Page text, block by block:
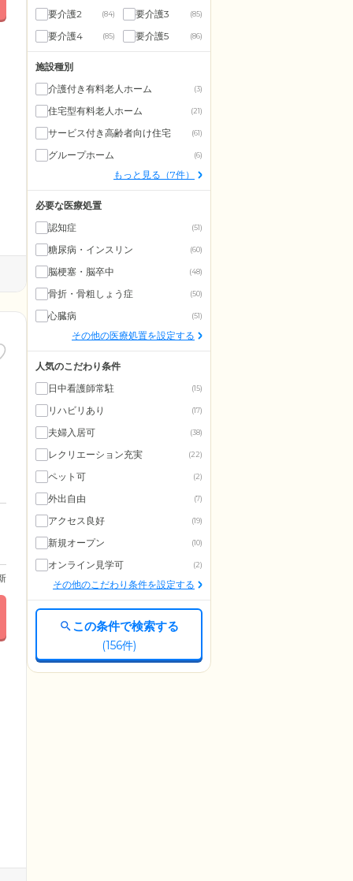
要介護2 (84) 要介護3 (85)
要介護4 (85) 要介護5 (86)
施設種別
介護付き有料老人ホーム
(3)
住宅型有料老人ホーム (21)
サービス付き高齢者向け住宅 (61)
グループホーム (6)
もっと見る（7件）
必要な医療処置
認知症
(51)
糖尿病・インスリン (60)
脳梗塞・脳卒中 (48)
骨折・骨粗しょう症 (50)
心臓病 (51)
その他の医療処置を設定する
人気のこだわり条件
日中看護師常駐
(15)
リハビリあり (17)
夫婦入居可 (38)
レクリエーション充実 (22)
ペット可 (2)
外出自由 (7)
アクセス良好 (19)
新規オープン (10)
オンライン見学可 (2)
その他のこだわり条件を設定する
この条件で検索する
(156件)